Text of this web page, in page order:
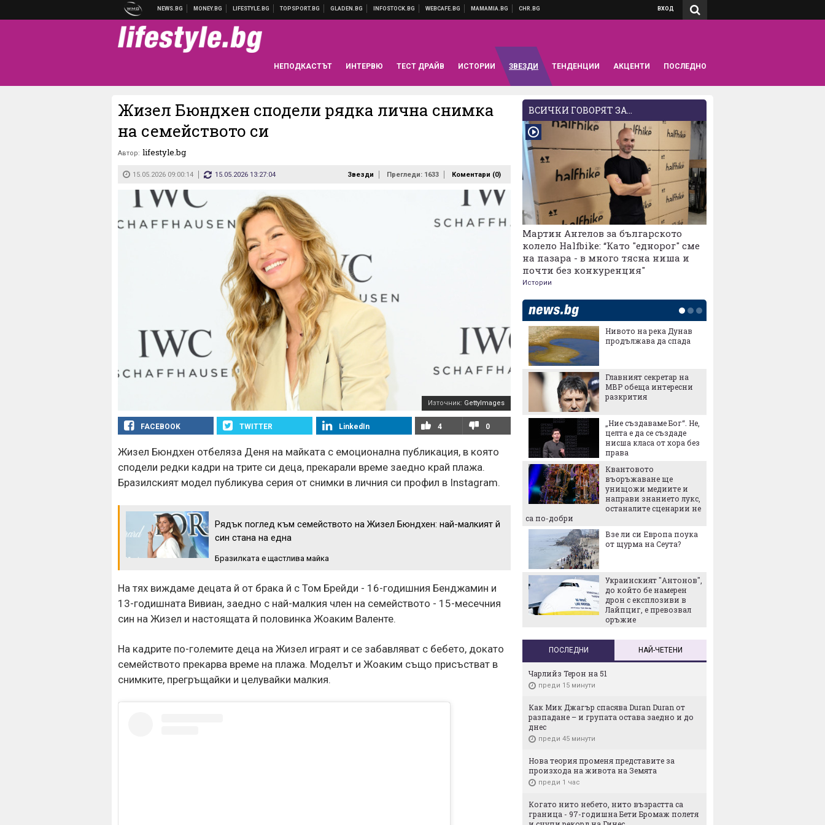
ВХОД
НЕПОДКАСТЪТ ИНТЕРВЮ ТЕСТ ДРАЙВ ИСТОРИИ ЗВЕЗДИ ТЕНДЕНЦИИ АКЦЕНТИ ПОСЛЕДНО
Жизел Бюндхен сподели рядка лична снимка
на семейството си
Автор: lifestyle.bg
15.05.2026 09:00:14 15.05.2026 13:27:04 Звезди Прегледи: 1633 Коментари (0)
Източник: GettyImages
FACEBOOK TWITTER LinkedIn 4 0
Жизел Бюндхен отбеляза Деня на майката с емоционална публикация, в която
сподели редки кадри на трите си деца, прекарали време заедно край плажа.
Бразилският модел публикува серия от снимки в личния си профил в Instagram.
Рядък поглед към семейството на Жизел Бюндхен: най-малкият й
син стана на една
Бразилката е щастлива майка
На тях виждаме децата й от брака й с Том Брейди - 16-годишния Бенджамин и
13-годишната Вивиан, заедно с най-малкия член на семейството - 15-месечния
син на Жизел и настоящата й половинка Жоаким Валенте.
На кадрите по-големите деца на Жизел играят и се забавляват с бебето, докато
семейството прекарва време на плажа. Моделът и Жоаким също присъстват в
снимките, прегръщайки и целувайки малкия.
ВСИЧКИ ГОВОРЯТ ЗА...
Мартин Ангелов за българското
колело Halfbike: “Като "еднорог" сме
на пазара - в много тясна ниша и
почти без конкуренция"
Истории
Макаби Тел Авив срещу
ЦСКА, "жълтите" на
Левски преминава в
орбита, ако отстрани
Кайрат
Смут в лагера на Арсенал
Трудният съперник на
ЦСКА - що за отбор е
Макаби Тел Авив?
голмайстора на Лига на
Нивото на река Дунав
продължава да спада
Главният секретар на
МВР обеща интересни
разкрития
„Ние създаваме Бог“. Не,
целта е да се създаде
нисша класа от хора без
права
Квантовото
въоръжаване ще
унищожи медиите и
направи знанието лукс,
останалите сценарии не
са по-добри
Взе ли си Европа поука
от щурма на Сеута?
Украинският "Антонов",
до който бе намерен
дрон с експлозиви в
Лайпциг, е превозвал
оръжие
ПОСЛЕДНИ НАЙ-ЧЕТЕНИ
Чарлийз Терон на 51
преди 15 минути
Как Мик Джагър спасява Duran Duran от
разпадане – и групата остава заедно и до
днес
преди 45 минути
Нова теория променя представите за
произхода на живота на Земята
преди 1 час
Когато нито небето, нито възрастта са
граница - 97-годишна Бети Бромаж полетя